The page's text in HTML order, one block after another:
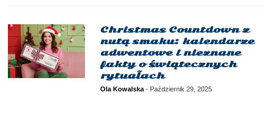
Christmas Countdown z
nutą smaku: kalendarze
adwentowe i nieznane
fakty o świątecznych
rytuałach
Ola Kowalska - Październik 29, 2025